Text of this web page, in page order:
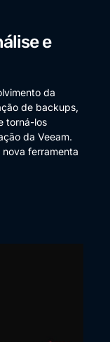
e
da
de backups,
torná-los
da Veeam.
ferramenta